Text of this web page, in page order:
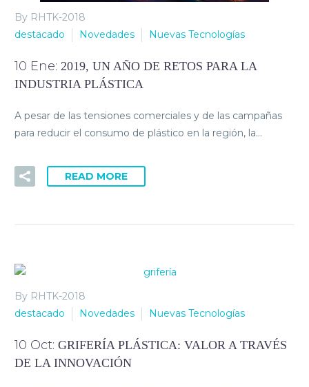
By RHTK-2018
destacado
Novedades Nuevas Tecnologías
10 Ene: 2019, UN AÑO DE RETOS PARA LA
INDUSTRIA PLÁSTICA
A pesar de las tensiones comerciales y de las campañas
para reducir el consumo de plástico en la región, la…
READ MORE
By RHTK-2018
destacado
Novedades Nuevas Tecnologías
10 Oct: GRIFERÍA PLÁSTICA: VALOR A TRAVÉS
DE LA INNOVACIÓN